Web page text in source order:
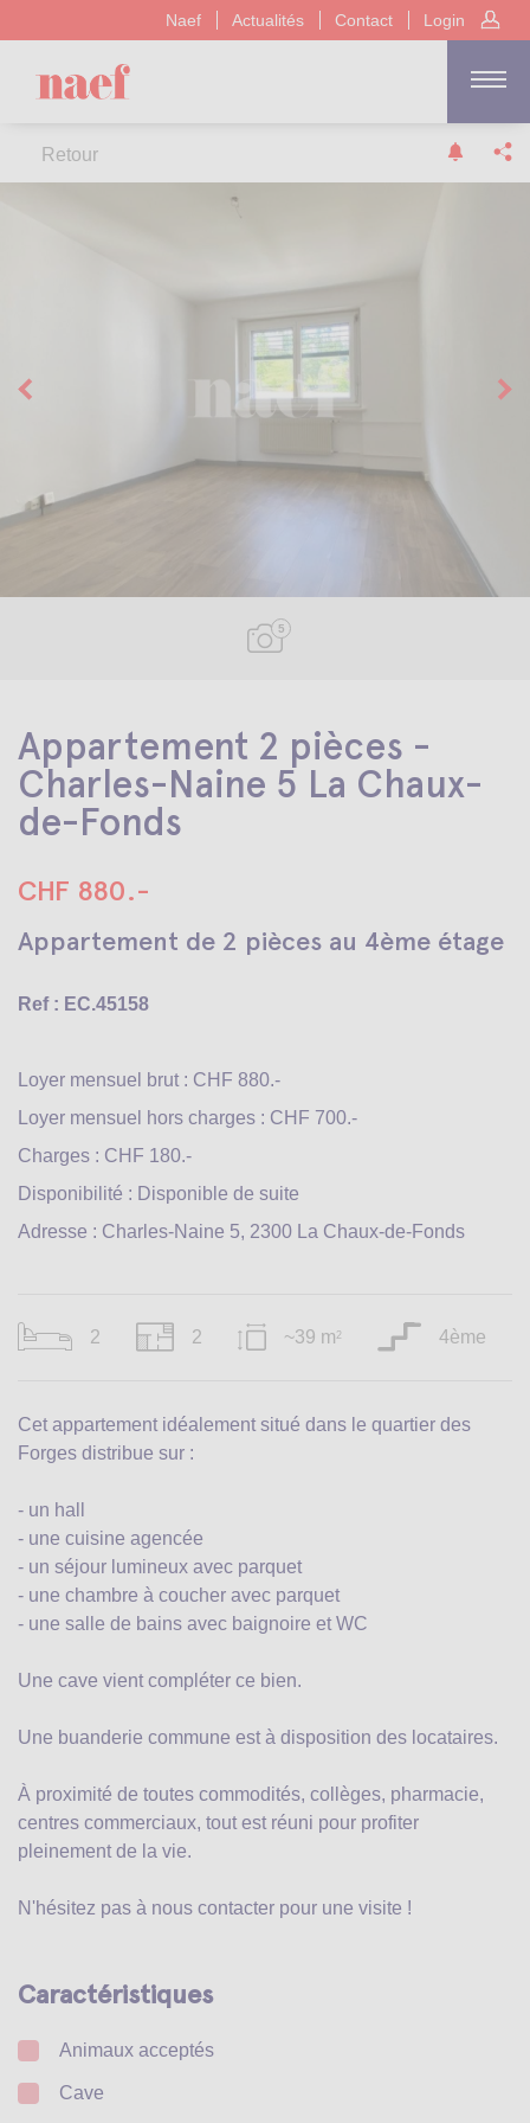
Naef Actualités Contact Login
Retour
5
Appartement 2 pièces -
Charles-Naine 5 La Chaux-
de-Fonds
CHF 880.-
Appartement de 2 pièces au 4ème étage
Ref : EC.45158
Loyer mensuel brut : CHF 880.-
Loyer mensuel hors charges : CHF 700.-
Charges : CHF 180.-
Disponibilité : Disponible de suite
Adresse : Charles-Naine 5, 2300 La Chaux-de-Fonds
2 2 ~39 m 2 4ème
Cet appartement idéalement situé dans le quartier des
Forges distribue sur :
- un hall
- une cuisine agencée
- un séjour lumineux avec parquet
- une chambre à coucher avec parquet
- une salle de bains avec baignoire et WC
Une cave vient compléter ce bien.
Une buanderie commune est à disposition des locataires.
À proximité de toutes commodités, collèges, pharmacie,
centres commerciaux, tout est réuni pour profiter
pleinement de la vie.
N'hésitez pas à nous contacter pour une visite !
Caractéristiques
Animaux acceptés
Cave